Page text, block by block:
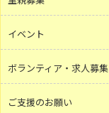
イベント
ボランティア・求人募集
ご支援のお願い